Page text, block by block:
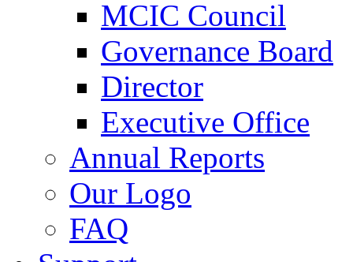
MCIC Council
Governance Board
Director
Executive Office
Annual Reports
Our Logo
FAQ